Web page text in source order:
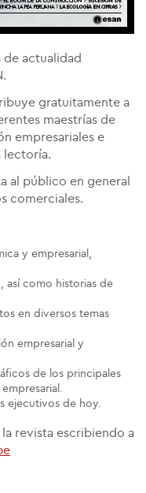
de actualidad
gratuitamente a
maestrías de
empresariales e
lectoría.
al público en general
comerciales.
y empresarial,
así como historias de
en diversos temas
empresarial y
de los principales
ejecutivos de hoy.
revista escribiendo a